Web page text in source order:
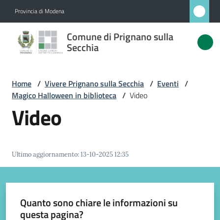
Provincia di Modena
Comune di Prignano sulla
Secchia
Comune
di
sulla
Secchia
Vivere
Home / Vivere Prignano sulla Secchia / Eventi /
Magico Halloween in biblioteca / Video
Video
Ultimo aggiornamento:13-10-2025 12:35
Quanto sono chiare le informazioni su
questa pagina?